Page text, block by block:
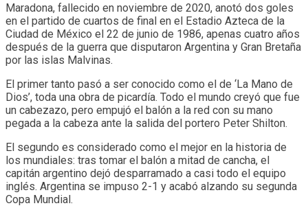
Maradona, fallecido en noviembre de 2020, anotó dos goles
en el partido de cuartos de final en el Estadio Azteca de la
Ciudad de México el 22 de junio de 1986, apenas cuatro años
después de la guerra que disputaron Argentina y Gran Bretaña
por las islas Malvinas.
El primer tanto pasó a ser conocido como el de ‘La Mano de
Dios’, toda una obra de picardía. Todo el mundo creyó que fue
un cabezazo, pero empujó el balón a la red con su mano
pegada a la cabeza ante la salida del portero Peter Shilton.
El segundo es considerado como el mejor en la historia de
los mundiales: tras tomar el balón a mitad de cancha, el
capitán argentino dejó desparramado a casi todo el equipo
inglés. Argentina se impuso 2-1 y acabó alzando su segunda
Copa Mundial.